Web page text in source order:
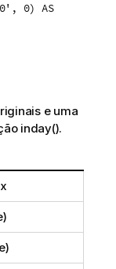
0) AS
e uma
inday().